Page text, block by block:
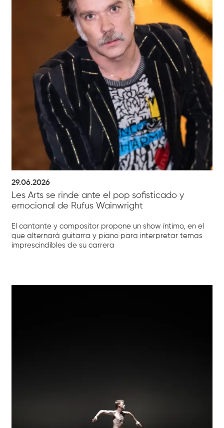
29.06.2026
Les Arts se rinde ante el pop sofisticado y
emocional de Rufus Wainwright
El cantante y compositor propone un show íntimo, en el
que alternará guitarra y piano para interpretar temas
imprescindibles de su carrera